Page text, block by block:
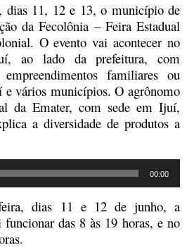
dias 11, 12 e 13, o município de
da Fecolônia – Feira Estadual
O evento vai acontecer no
ao lado da prefeitura, com
familiares ou
e vários municípios. O agrônomo
da Emater, com sede em Ijuí,
a diversidade de produtos a
00:00
dias 11 e 12 de junho, a
das 8 às 19 horas, e no